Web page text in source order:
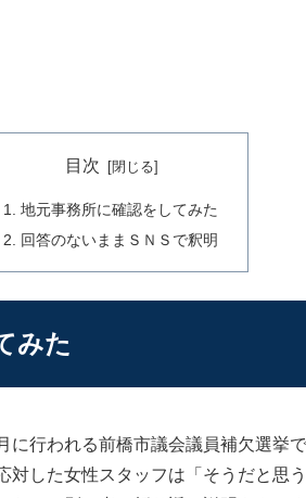
目次
地元事務所に確認をしてみた
回答のないままＳＮＳで釈明
みた
行われる前橋市議会議員補欠選挙
対した女性スタッフは「そうだと思